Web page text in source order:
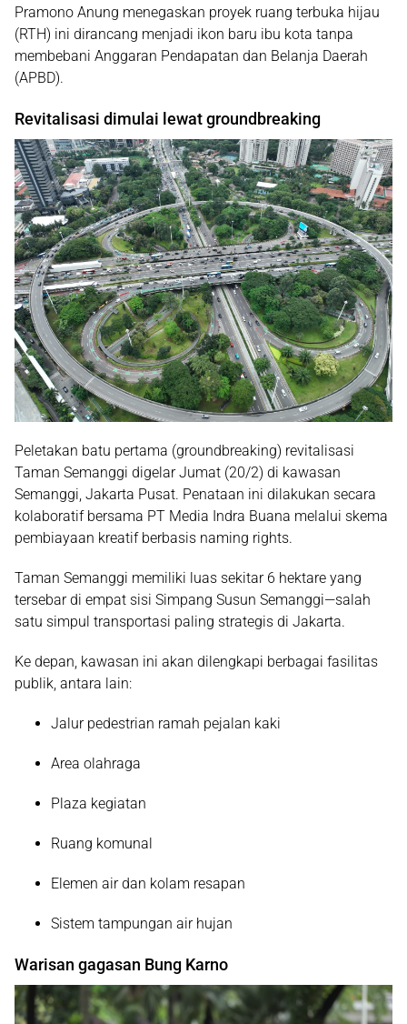
Pramono Anung menegaskan proyek ruang terbuka hijau
(RTH) ini dirancang menjadi ikon baru ibu kota tanpa
membebani Anggaran Pendapatan dan Belanja Daerah
(APBD).
Revitalisasi dimulai lewat groundbreaking
Peletakan batu pertama (groundbreaking) revitalisasi
Taman Semanggi digelar Jumat (20/2) di kawasan
Semanggi, Jakarta Pusat. Penataan ini dilakukan secara
kolaboratif bersama PT Media Indra Buana melalui skema
pembiayaan kreatif berbasis naming rights.
Taman Semanggi memiliki luas sekitar 6 hektare yang
tersebar di empat sisi Simpang Susun Semanggi—salah
satu simpul transportasi paling strategis di Jakarta.
Ke depan, kawasan ini akan dilengkapi berbagai fasilitas
publik, antara lain:
Jalur pedestrian ramah pejalan kaki
Area olahraga
Plaza kegiatan
Ruang komunal
Elemen air dan kolam resapan
Sistem tampungan air hujan
Warisan gagasan Bung Karno